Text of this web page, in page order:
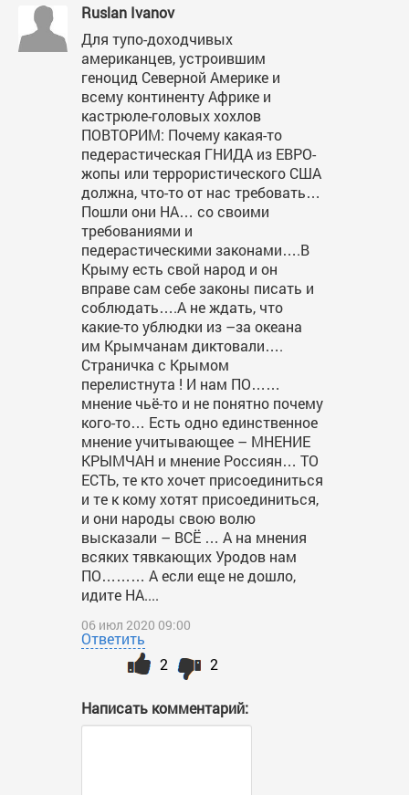
Ruslan Ivanov
Для тупо-доходчивых
американцев, устроившим
геноцид Северной Америке и
всему континенту Африке и
кастрюле-головых хохлов
ПОВТОРИМ: Почему какая-то
педерастическая ГНИДА из ЕВРО-
жопы или террористического США
должна, что-то от нас требовать…
Пошли они НА… со своими
требованиями и
педерастическими законами….В
Крыму есть свой народ и он
вправе сам себе законы писать и
соблюдать….А не ждать, что
какие-то ублюдки из –за океана
им Крымчанам диктовали….
Страничка с Крымом
перелистнута ! И нам ПО……
мнение чьё-то и не понятно почему
кого-то… Есть одно единственное
мнение учитывающее – МНЕНИЕ
КРЫМЧАН и мнение Россиян… ТО
ЕСТЬ, те кто хочет присоединиться
и те к кому хотят присоединиться,
и они народы свою волю
высказали – ВСЁ … А на мнения
всяких тявкающих Уродов нам
ПО……… А если еще не дошло,
идите НА....
06 июл 2020 09:00
Ответить
2
2
Написать комментарий: